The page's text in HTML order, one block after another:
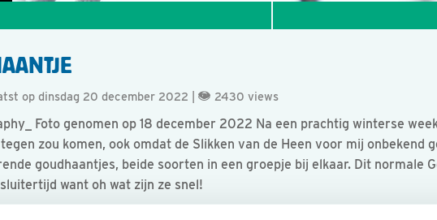
op dinsdag 20 december 2022 | 2430 views
Foto genomen op 18 december 2022 Na een prachtig winterse
zou komen, ook omdat de Slikken van de Heen voor mij onbekend
goudhaantjes, beide soorten in een groepje bij elkaar. Dit normale
want oh wat zijn ze snel!